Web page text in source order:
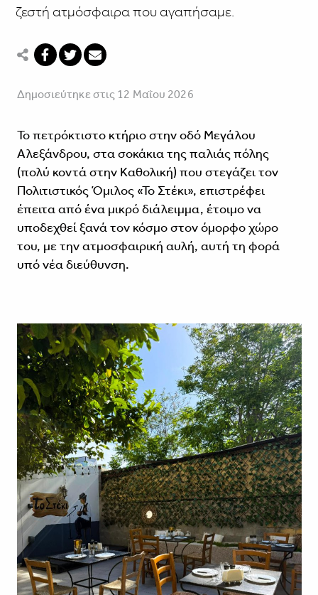
ζεστή ατμόσφαιρα που αγαπήσαμε.
Δημοσιεύτηκε στις 12 Μαΐου 2026
Το πετρόκτιστο κτήριο στην οδό Μεγάλου
Αλεξάνδρου, στα σοκάκια της παλιάς πόλης
(πολύ κοντά στην Καθολική) που στεγάζει τον
Πολιτιστικός Όμιλος «Το Στέκι», επιστρέφει
έπειτα από ένα μικρό διάλειμμα, έτοιμο να
υποδεχθεί ξανά τον κόσμο στον όμορφο χώρο
του, με την ατμοσφαιρική αυλή, αυτή τη φορά
υπό νέα διεύθυνση.